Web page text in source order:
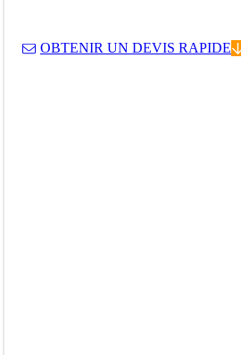
OBTENIR UN DEVIS RAPIDE